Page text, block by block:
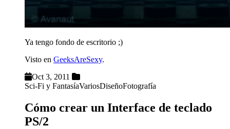
Ya tengo fondo de escritorio ;)
Visto en GeeksAreSexy.
Oct 3, 2011
Sci-Fi y FantasíaVariosDiseñoFotografía
Cómo crear un Interface de teclado
PS/2